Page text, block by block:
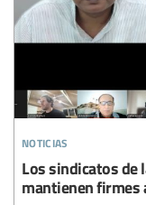
noticias
Los sindicatos de
mantienen firmes